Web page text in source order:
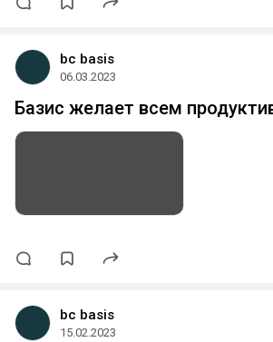
bc basis
06.03.2023
Базис желает всем
bc basis
15.02.2023